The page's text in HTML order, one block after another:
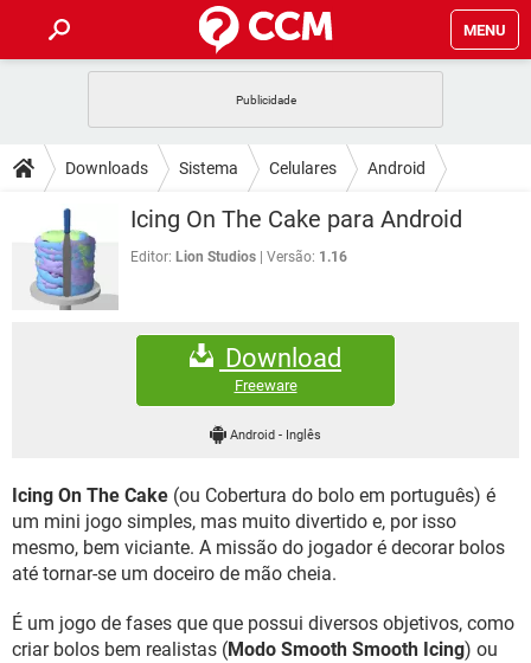
MENU
CELULAR FACEBOOK
OUTLOOK EXCEL
INSTAGRAM GMAIL
GUIA DE COMPRAS
DICAS
JOGOS WHATSAPP
CELULAR FACEBOOK
OUTLOOK
DOWNLOADS
JOGOS WHATSAPP
CELULAR
EXCEL
GMAIL
FÓRUM
FACEBOOK
EXCEL
GMAIL
WHATSAPP
INSTAGRAM GMAIL
GUIA DE COMPRAS
Downloads Sistema Celulares Android
Icing On The Cake para Android
Editor: Lion Studios Versão: 1.16
Download
Freeware
Android- Inglês
Icing On The Cake (ou Cobertura do bolo em português) é
um mini jogo simples, mas muito divertido e, por isso
mesmo, bem viciante. A missão do jogador é decorar bolos
até tornar-se um doceiro de mão cheia.
É um jogo de fases que que possui diversos objetivos, como
criar bolos bem realistas (Modo Smooth Smooth Icing) ou